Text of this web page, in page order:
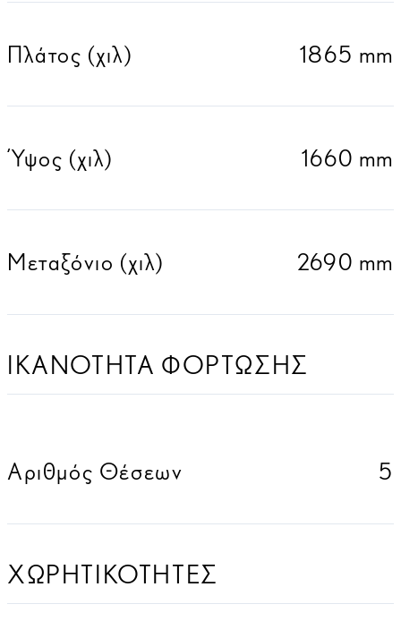
Πλάτος (χιλ) 1865 mm
Ύψος (χιλ) 1660 mm
Μεταξόνιο (χιλ) 2690 mm
ΙΚΑΝΟΤΗΤΑ ΦΟΡΤΩΣΗΣ
Αριθμός Θέσεων 5
ΧΩΡΗΤΙΚΟΤΗΤΕΣ